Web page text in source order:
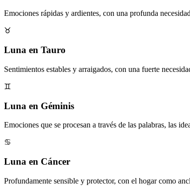
Emociones rápidas y ardientes, con una profunda
♉
Luna en Tauro
Sentimientos estables y arraigados, con una fuerte
♊
Luna en Géminis
Emociones que se procesan a través de las palabras, las
♋
Luna en Cáncer
Profundamente sensible y protector, con el hogar como